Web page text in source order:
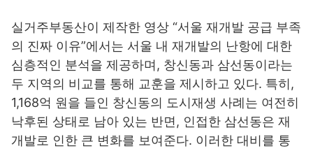
실거주부동산이 제작한 영상 “서울 재개발 공급 부족
의 진짜 이유”에서는 서울 내 재개발의 난항에 대한
심층적인 분석을 제공하며, 창신동과 삼선동이라는
두 지역의 비교를 통해 교훈을 제시하고 있다. 특히,
1,168억 원을 들인 창신동의 도시재생 사례는 여전히
낙후된 상태로 남아 있는 반면, 인접한 삼선동은 재
개발로 인한 큰 변화를 보여준다. 이러한 대비를 통